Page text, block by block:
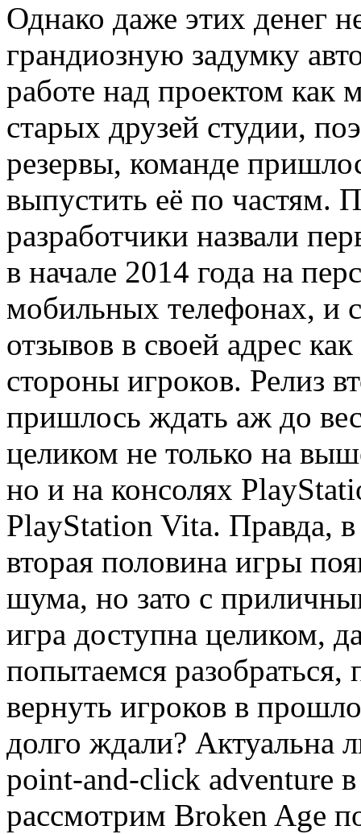
Однако даже этих денег
грандиозную задумку
работе над проектом как
старых друзей студии,
резервы, команде
выпустить её по частям.
разработчики назвали
в начале 2014 года на
мобильных телефонах, и
отзывов в своей адрес
стороны игроков. Релиз
пришлось ждать аж до
целиком не только на
но и на консолях
PlayStation Vita. Правда, в
вторая половина игры
шума, но зато с
игра доступна целиком,
попытаемся
вернуть игроков в
долго ждали? Актуальна
point-and-click adventure
рассмотрим Broken Age